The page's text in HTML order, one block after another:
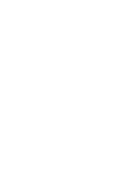
proporcionan un
en busca de lo mismo
recursos
puedas  establecer en este